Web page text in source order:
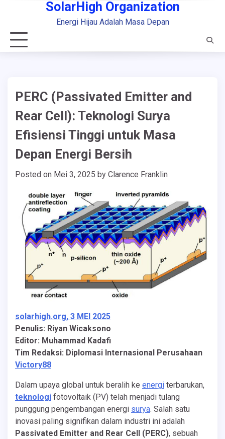
SolarHigh Organization
Energi Hijau Adalah Masa Depan
PERC (Passivated Emitter and
Rear Cell): Teknologi Surya
Efisiensi Tinggi untuk Masa
Depan Energi Bersih
Posted on Mei 3, 2025 by Clarence Franklin
solarhigh.org, 3 MEI 2025
Penulis: Riyan Wicaksono
Editor: Muhammad Kadafi
Tim Redaksi: Diplomasi Internasional Perusahaan
Victory88
Dalam upaya global untuk beralih ke energi terbarukan,
teknologi fotovoltaik (PV) telah menjadi tulang
punggung pengembangan energi surya. Salah satu
inovasi paling signifikan dalam industri ini adalah
Passivated Emitter and Rear Cell (PERC), sebuah